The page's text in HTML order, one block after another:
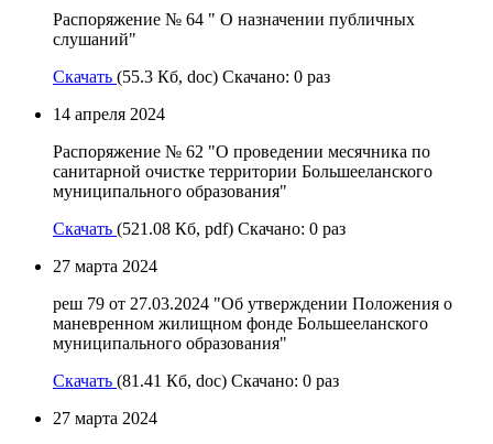
Распоряжение № 64 " О назначении публичных
слушаний"
Скачать (55.3 Кб, doc) Скачано: 0 раз
14 апреля 2024
Распоряжение № 62 "О проведении месячника по
санитарной очистке территории Большееланского
муниципального образования"
Скачать (521.08 Кб, pdf) Скачано: 0 раз
27 марта 2024
реш 79 от 27.03.2024 "Об утверждении Положения о
маневренном жилищном фонде Большееланского
муниципального образования"
Скачать (81.41 Кб, doc) Скачано: 0 раз
27 марта 2024